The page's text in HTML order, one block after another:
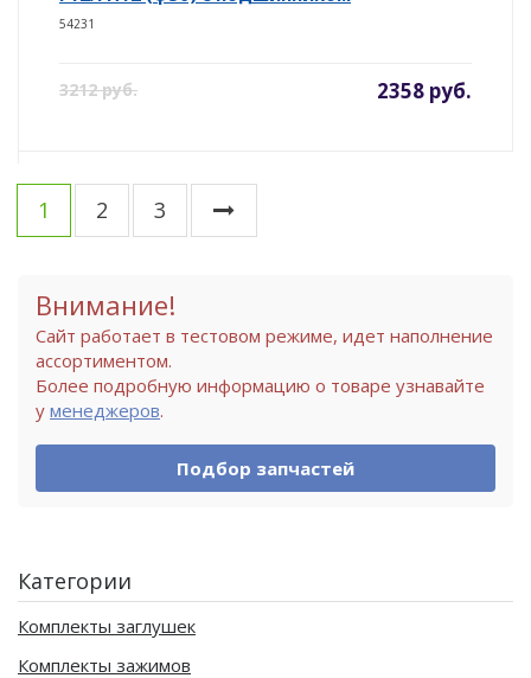
54231
3212 руб. 2358 руб.
1 2 3
Внимание!
Сайт работает в тестовом режиме, идет наполнение
ассортиментом.
Более подробную информацию о товаре узнавайте
у менеджеров.
Подбор запчастей
Категории
Комплекты заглушек
Комплекты зажимов